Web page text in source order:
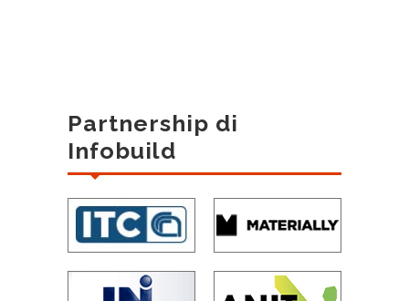
Partnership di
Infobuild